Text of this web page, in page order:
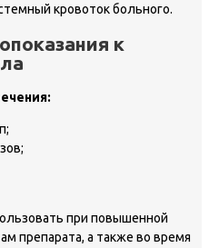
кровоток больного.
к
при повышенной
препарата, а также во время